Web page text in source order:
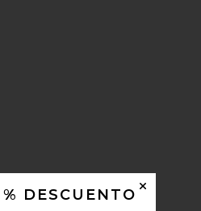
DESCUENTO